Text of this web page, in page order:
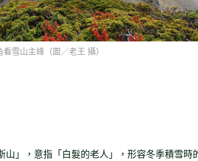
雪山主峰（圖／老王 攝）
」，意指「白髮的老人」，形容冬季積雪時